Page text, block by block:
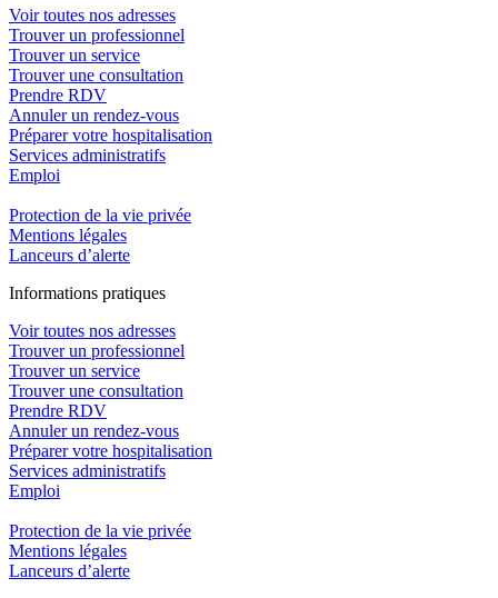
Voir toutes nos adresses
Trouver un professionnel
Trouver un service
Trouver une consultation
Prendre RDV
Annuler un rendez-vous
Préparer votre hospitalisation
Services administratifs
Emploi​
Protection de la vie privée
Mentions légales
Lanceurs d’alerte
Informations pratiques
Voir toutes nos adresses
Trouver un professionnel
Trouver un service
Trouver une consultation
Prendre RDV
Annuler un rendez-vous
Préparer votre hospitalisation
Services administratifs
Emploi​
Protection de la vie privée
Mentions légales
Lanceurs d’alerte